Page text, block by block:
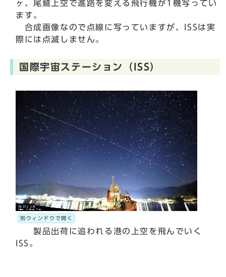
ヶ、尾鷲上空で進路を変える飛行機が1機写ってい
ます。
合成画像なので点線に写っていますが、ISSは実
際には点滅しません。
国際宇宙ステーション（ISS）
別ウィンドウで開く
製品出荷に追われる港の上空を飛んでいく
ISS。